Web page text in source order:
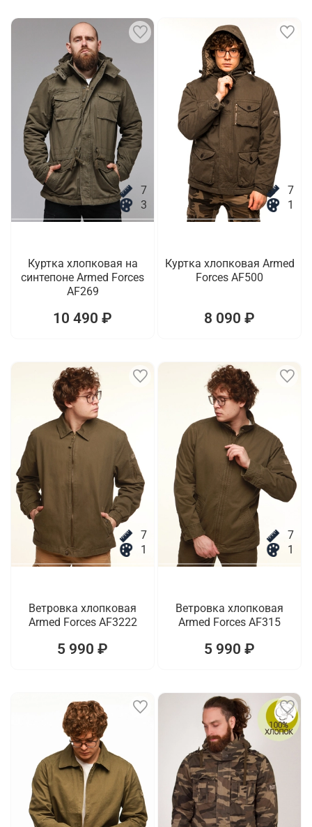
7
3
Куртка хлопковая на
синтепоне Armed Forces
AF269
10 490 ₽
7
1
Куртка хлопковая Armed
Forces AF500
8 090 ₽
7
1
Ветровка хлопковая
Armed Forces AF3222
5 990 ₽
7
1
Ветровка хлопковая
Armed Forces AF315
5 990 ₽